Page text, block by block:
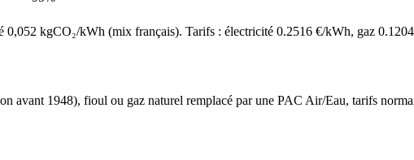
kgCO₂/kWh (mix français). Tarifs : électricité 0.2516 €/kWh, gaz 0.1204
avant 1948), fioul ou gaz naturel remplacé par une PAC Air/Eau, tarifs